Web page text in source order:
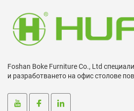
Foshan Boke Furniture Co., Ltd
и разработването на офис столове